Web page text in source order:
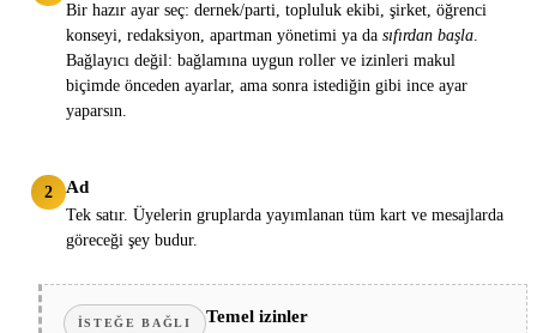
Bir hazır ayar seç: dernek/parti, topluluk ekibi, şirket, öğrenci
konseyi, redaksiyon, apartman yönetimi ya dasıfırdan başla.
Bağlayıcı değil: bağlamına uygun roller ve izinleri makul
biçimde önceden ayarlar, ama sonra istediğin gibi ince ayar
yaparsın.
2 Ad
Tek satır. Üyelerin gruplarda yayımlanan tüm kart ve mesajlarda
göreceği şey budur.
İSTEĞE BAĞLI Temel izinler